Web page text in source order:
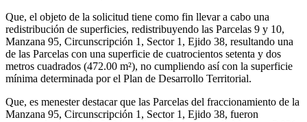
Que, el objeto de la solicitud tiene como fin llevar a cabo una
redistribución de superficies, redistribuyendo las Parcelas 9 y 10,
Manzana 95, Circunscripción 1, Sector 1, Ejido 38, resultando una
de las Parcelas con una superficie de cuatrocientos setenta y dos
metros cuadrados (472.00 m²), no cumpliendo así con la superficie
mínima determinada por el Plan de Desarrollo Territorial.
Que, es menester destacar que las Parcelas del fraccionamiento de la
Manzana 95, Circunscripción 1, Sector 1, Ejido 38, fueron